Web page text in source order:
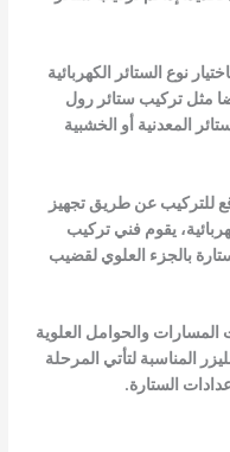
نوع الستائر الكهربائية
مثلتركيب ستائر رول
المعدنية أو الخشبية
للتركيب عن طريق تجهيز
يقومفني تركيب
بالجزء العلوي لقضيب
المسارات والحوامل العلوية
المناسبة لتأتي المرحلة
الستارة.